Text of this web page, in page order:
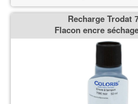
Recharge Trodat
Flacon encre